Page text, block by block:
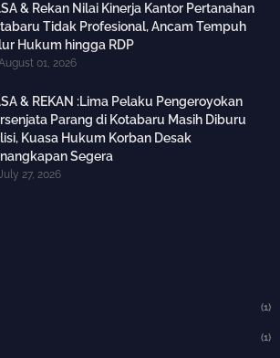
& Rekan Nilai Kinerja Kantor Pertanahan
Tidak Profesional, Ancam Tempuh
Hukum hingga RDP
01, 2026
& REKAN :Lima Pelaku Pengeroyokan
Parang di Kotabaru Masih Diburu
Kuasa Hukum Korban Desak
Segera
27, 2026
(1)
(1)